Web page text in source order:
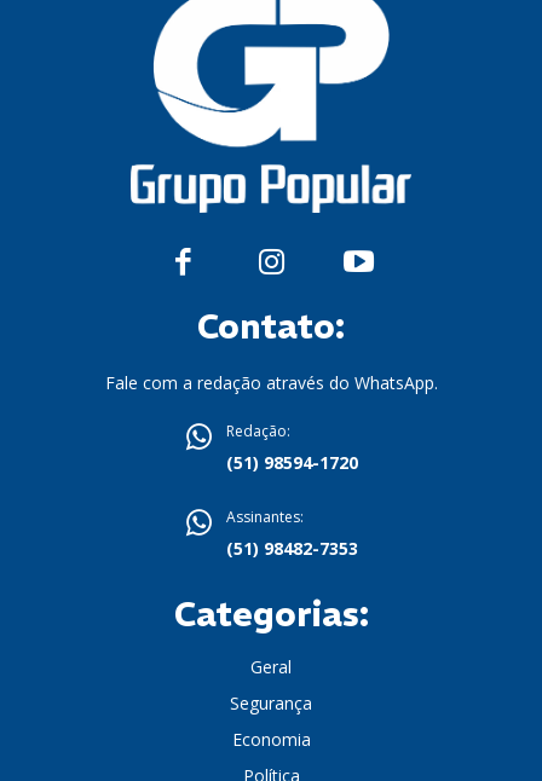
Contato:
Fale com a redação através do WhatsApp.
Redação:
(51) 98594-1720
Assinantes:
(51) 98482-7353
Categorias:
Geral
Segurança
Economia
Política